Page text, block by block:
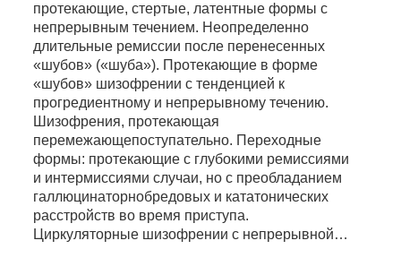
протекающие, стертые, латентные формы с
непрерывным течением. Неопределенно
длительные ремиссии после перенесенных
«шубов» («шуба»). Протекающие в форме
«шубов» шизофрении с тенденцией к
прогредиентному и непрерывному течению.
Шизофрения, протекающая
перемежающепоступательно. Переходные
формы: протекающие с глубокими ремиссиями
и интермиссиями случаи, но с преобладанием
галлюцинаторнобредовых и кататонических
расстройств во время приступа.
Циркуляторные шизофрении с непрерывной…